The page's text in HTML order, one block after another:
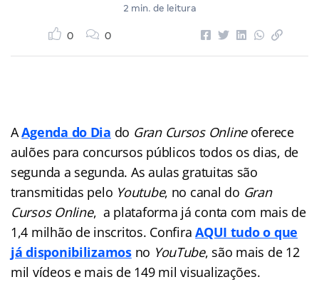
2 min. de leitura
0 0
AAgenda do Dia do Gran Cursos Online oferece
aulões para concursos públicos todos os dias, de
segunda a segunda. As aulas gratuitas são
transmitidas pelo Youtube, no canal do Gran
Cursos Online, a plataforma já conta com mais de
1,4 milhão de inscritos. ConfiraAQUI tudo o que
já disponibilizamosno YouTube, são mais de 12
mil vídeos e mais de 149 mil visualizações.